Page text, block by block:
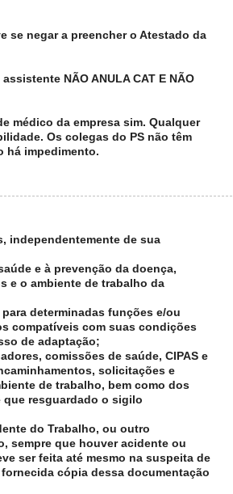
se negar a preencher o Atestado da
NÃO ANULA CAT E NÃO
médico da empresa sim. Qualquer
Os colegas do PS não têm
há impedimento.
independentemente de sua
e à prevenção da doença,
e o ambiente de trabalho da
determinadas funções e/ou
compatíveis com suas condições
de adaptação;
comissões de saúde, CIPAS e
solicitações e
de trabalho, bem como dos
resguardado o sigilo
do Trabalho, ou outro
sempre que houver acidente ou
ser feita até mesmo na suspeita de
cópia dessa documentação